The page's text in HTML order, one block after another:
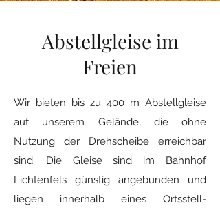
Abstellgleise im
Freien
Wir bieten bis zu 400 m Abstellgleise
auf unserem Gelände, die ohne
Nutzung der Drehscheibe erreichbar
sind. Die Gleise sind im Bahnhof
Lichtenfels günstig angebunden und
liegen innerhalb eines Ortsstell-